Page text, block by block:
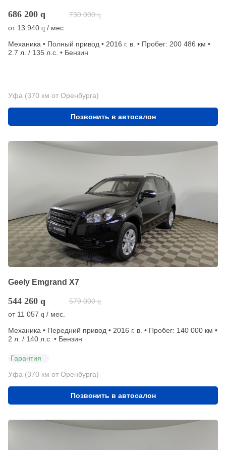
686 200 q 730 000 q
от 13 940 q / мес.
Механика • Полный привод • 2016 г. в. • Пробег: 200 486 км •
2.7 л. / 135 л.с. • Бензин
Уфа (370 км от Оренбурга)
Позвонить в автосалон
Geely Emgrand X7
544 260 q 579 000 q
от 11 057 q / мес.
Механика • Передний привод • 2016 г. в. • Пробег: 140 000 км •
2 л. / 140 л.с. • Бензин
Гарантия
Уфа (370 км от Оренбурга)
Позвонить в автосалон